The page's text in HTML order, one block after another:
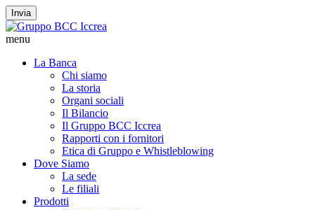
Invia
menu
La Banca
Chi siamo
La storia
Organi sociali
Il Bilancio
Il Gruppo BCC Iccrea
Rapporti con i fornitori
Etica di Gruppo e Whistleblowing
Dove Siamo
La sede
Le filiali
Prodotti